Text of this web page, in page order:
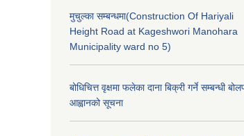
मुचुल्का सम्बन्धमा(Construction Of Hariyali
Height Road at Kageshwori Manohara
Municipality ward no 5)
बोधिचित्त वृक्षमा फलेका दाना बिक्री गर्ने सम्बन्धी
आह्वानको सूचना